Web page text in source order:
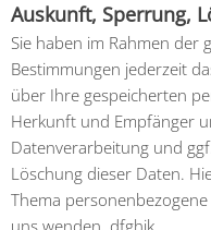
Auskunft, Sperrung,
Sie haben im Rahmen der
Bestimmungen jederzeit
über Ihre gespeicherten
Herkunft und Empfänger
Datenverarbeitung und
Löschung dieser Daten.
Thema
uns wenden. dfghjk